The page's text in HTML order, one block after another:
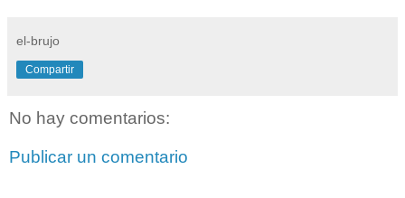
el-brujo
Compartir
No hay comentarios:
Publicar un comentario